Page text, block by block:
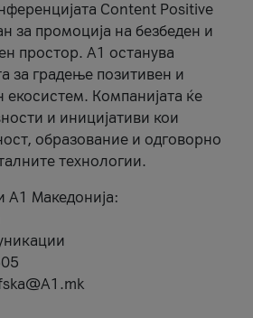
Content Positive
за промоција на безбеден и
простор. А1 останува
за градење позитивен и
екосистем. Компанијата ќе
и иницијативи кои
образование и одговорно
технологии.
А1 Македонија: